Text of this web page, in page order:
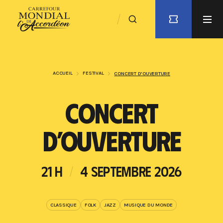
ACCUEIL FESTIVAL CONCERT D’OUVERTURE
CONCERT
D’OUVERTURE
21 H 4 SEPTEMBRE 2026
CLASSIQUE FOLK JAZZ MUSIQUE DU MONDE